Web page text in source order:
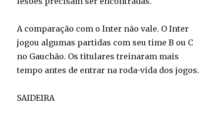
A comparação com o Inter não vale. O Inter
jogou algumas partidas com seu time B ou C
no Gauchão. Os titulares treinaram mais
tempo antes de entrar na roda-vida dos jogos.
SAIDEIRA